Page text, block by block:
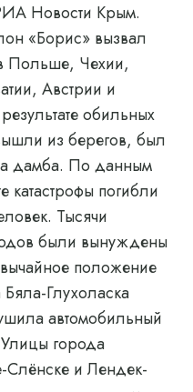
Новости Крым.
«Борис» вызвал
Польше, Чехии,
Австрии и
обильных
из берегов, был
дамба. По данным
катастрофы погибли
Тысячи
были вынуждены
положение
Глухоласка
автомобильный
города
Слёнске и Лендек-